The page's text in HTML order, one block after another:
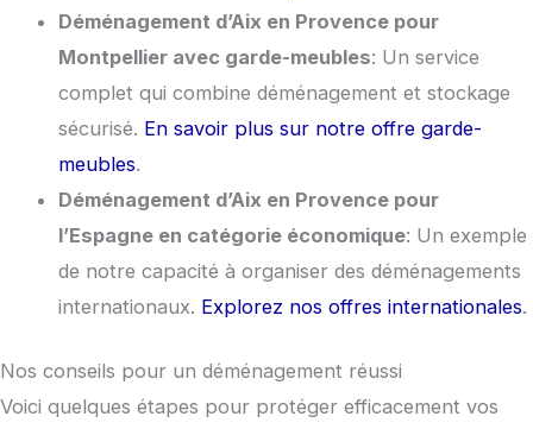
Déménagement d’Aix en Provence pour
Montpellier avec garde-meubles: Un service
complet qui combine déménagement et stockage
sécurisé. En savoir plus sur notre offre garde-
meubles.
Déménagement d’Aix en Provence pour
l’Espagne en catégorie économique: Un exemple
de notre capacité à organiser des déménagements
internationaux. Explorez nos offres internationales.
Nos conseils pour un déménagement réussi
Voici quelques étapes pour protéger efficacement vos